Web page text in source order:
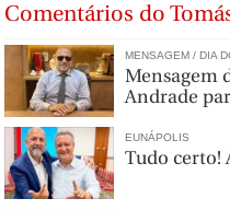
Comentários do
MENSAGEM / DIA
Mensagem
Andrade
EUNÁPOLIS
Tudo certo!